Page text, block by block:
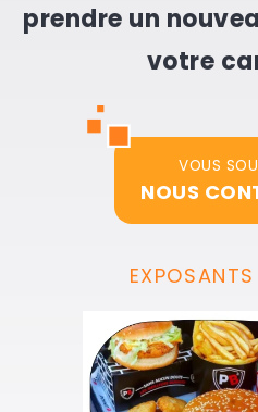
prendre un
votre
VOUS
NOUS
EXPOSANTS